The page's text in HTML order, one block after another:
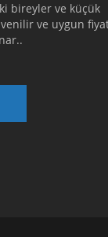
bireyler ve küçük
ve uygun